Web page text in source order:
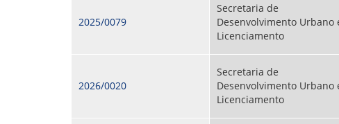
2025/0079
Secretaria de
Desenvolvimento Urbano
Licenciamento
2026/0020
Secretaria de
Desenvolvimento Urbano
Licenciamento